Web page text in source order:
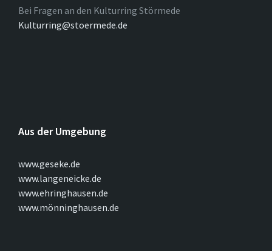
Bei Fragen an den Kulturring Störmede
Kulturring@stoermede.de
Aus der Umgebung
www.geseke.de
www.langeneicke.de
www.ehringhausen.de
www.mönninghausen.de